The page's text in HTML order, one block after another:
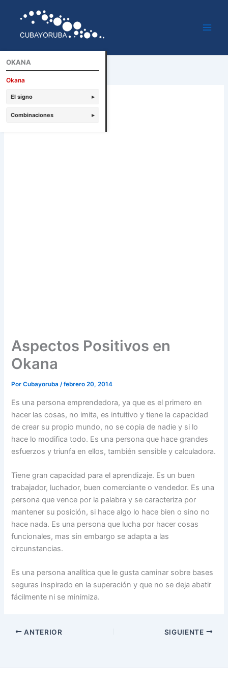
contenido
Aspectos Positivos en
Okana
PorCubayoruba/febrero 20, 2014
Es una persona emprendedora, ya que es el primero en
hacer las cosas, no imita, es intuitivo y tiene la capacidad
de crear su propio mundo, no se copia de nadie y si lo
hace lo modifica todo. Es una persona que hace grandes
esfuerzos y triunfa en ellos, también sensible y calculadora.
Tiene gran capacidad para el aprendizaje. Es un buen
trabajador, luchador, buen comerciante o vendedor. Es una
persona que vence por la palabra y se caracteriza por
mantener su posición, si hace algo lo hace bien o sino no
hace nada. Es una persona que lucha por hacer cosas
funcionales, mas sin embargo se adapta a las
circunstancias.
Es una persona analítica que le gusta caminar sobre bases
seguras inspirado en la superación y que no se deja abatir
fácilmente ni se minimiza.
ANTERIOR SIGUIENTE
OKANA
Okana
El signo ▸
Combinaciones ▸